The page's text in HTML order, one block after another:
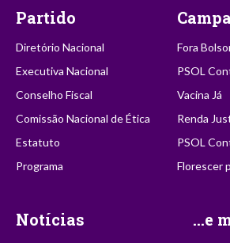
Partido
Diretório Nacional
Executiva Nacional
Conselho Fiscal
Comissão Nacional de Ética
Estatuto
Programa
Fora
PSOL
Vacina Já
Renda
PSOL
Florescer
Notícias ...e